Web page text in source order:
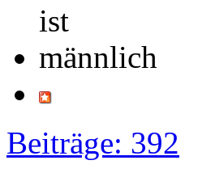
Beiträge: 392